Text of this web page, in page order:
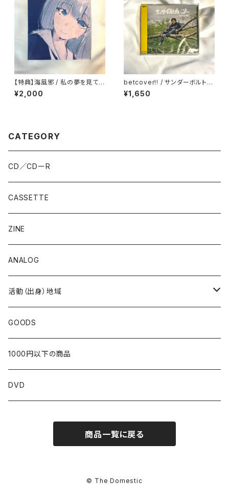
【特典】海風邪 / 私の夢を見てい
てね
¥2,000
betcover!! / サンダーボルトチ
ェーンソー
¥1,650
CATEGORY
CD／CDーR
CASSETTE
ZINE
ANALOG
活動（出身）地域
北海道
東北
青森
関東
GOODS
1000円以下の商品
DVD
商品一覧に戻る
© The Domestic